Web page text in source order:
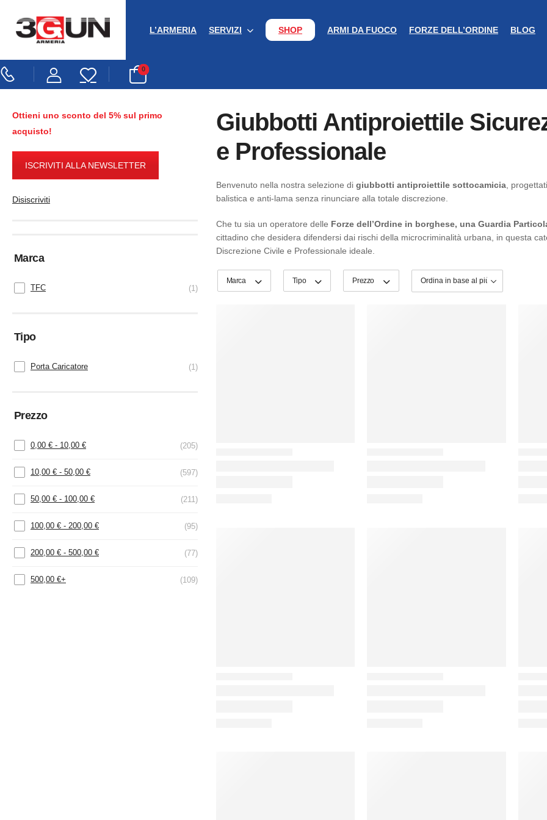
L’ARMERIA SERVIZI SHOP ARMI DA FUOCO FORZE DELL’ORDINE BLOG
0
Ottieni uno sconto del 5% sul primo
acquisto!
ISCRIVITI ALLA NEWSLETTER
Disiscriviti
Marca
TFC 1
Tipo
Porta Caricatore 1
Prezzo
0,00 € - 10,00 € (205)
10,00 € - 50,00 € (597)
50,00 € - 100,00 € (211)
100,00 € - 200,00 € (95)
200,00 € - 500,00 € (77)
500,00 €+ (109)
Giubbotti Antiproiettile
e Professionale
Benvenuto nella nostra selezione di giubbotti antiproiettile sottocamicia,
balistica e anti-lama senza rinunciare alla totale discrezione.
Che tu sia un operatore delle Forze dell’Ordine in borghese, una Guardia
cittadino che desidera difendersi dai rischi della microcriminalità urbana, in questa
Discrezione Civile e Professionale ideale.
Marca Tipo Prezzo